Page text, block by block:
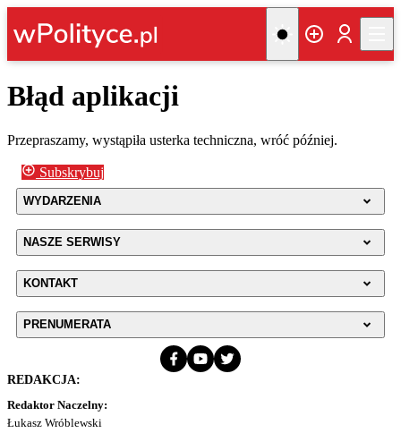
Błąd aplikacji
Przepraszamy, wystąpiła usterka techniczna, wróć później.
Subskrybuj
WYDARZENIA
NASZE SERWISY
KONTAKT
PRENUMERATA
REDAKCJA:
Redaktor Naczelny:
Łukasz Wróblewski